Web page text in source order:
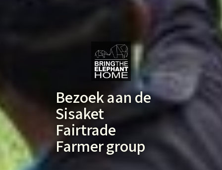
Bezoek aan de
Sisaket
Fairtrade
Farmer group